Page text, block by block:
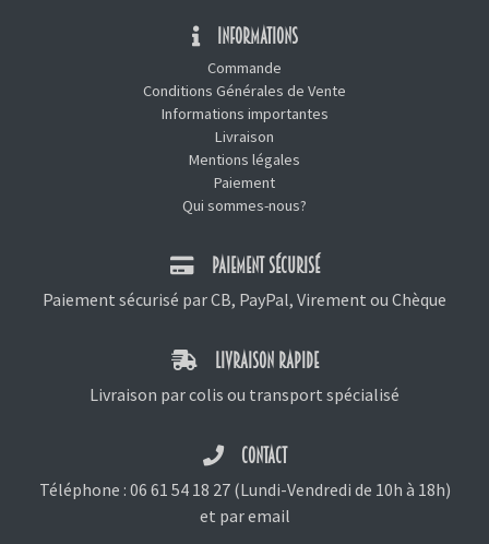
INFORMATIONS
Commande
Conditions Générales de Vente
Informations importantes
Livraison
Mentions légales
Paiement
Qui sommes-nous?
PAIEMENT SÉCURISÉ
Paiement sécurisé par CB, PayPal, Virement ou Chèque
LIVRAISON RAPIDE
Livraison par colis ou transport spécialisé
CONTACT
Téléphone : 06 61 54 18 27(Lundi-Vendredi de 10h à 18h)
et par email